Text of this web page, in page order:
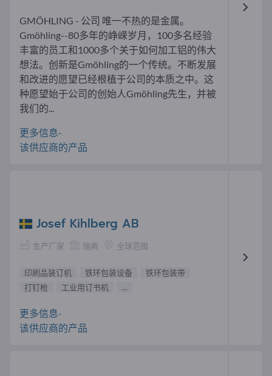
GMÖHLING - 公司 唯一不热的是金属。
Gmöhling--80多年的峥嵘岁月，100多名经验
丰富的员工和1000多个关于如何加工铝的伟大
想法。创新是Gmöhling的一个传统。不断发展
和改进的愿望已经根植于公司的本质之中。这
种愿望始于公司的创始人Gmöhling先生，并被
我们的...
更多信息-
该供应商的产品
Josef Kihlberg AB
生产厂家 瑞典 全球范围
印刷品装订机 铁环包装设备
铁环包装带
打钉枪
工业用订书机 ...
更多信息-
该供应商的产品